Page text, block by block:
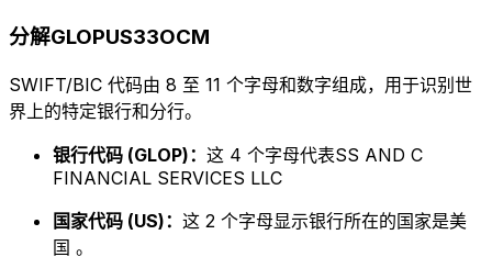
分解GLOPUS33OCM
SWIFT/BIC 代码由 8 至 11 个字母和数字组成，用于识别世
界上的特定银行和分行。
银行代码 (GLOP)： 这 4 个字母代表SS AND C
FINANCIAL SERVICES LLC
国家代码 (US)： 这 2 个字母显示银行所在的国家是美
国 。